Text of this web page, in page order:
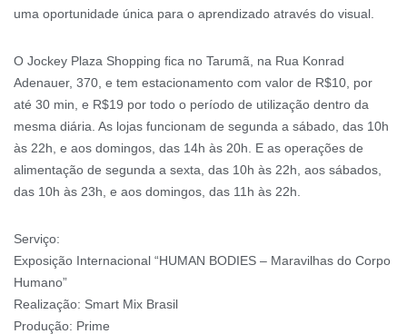
uma oportunidade única para o aprendizado através do visual.
O Jockey Plaza Shopping fica no Tarumã, na Rua Konrad
Adenauer, 370, e tem estacionamento com valor de R$10, por
até 30 min, e R$19 por todo o período de utilização dentro da
mesma diária. As lojas funcionam de segunda a sábado, das 10h
às 22h, e aos domingos, das 14h às 20h. E as operações de
alimentação de segunda a sexta, das 10h às 22h, aos sábados,
das 10h às 23h, e aos domingos, das 11h às 22h.
Serviço:
Exposição Internacional “HUMAN BODIES – Maravilhas do Corpo
Humano”
Realização: Smart Mix Brasil
Produção: Prime